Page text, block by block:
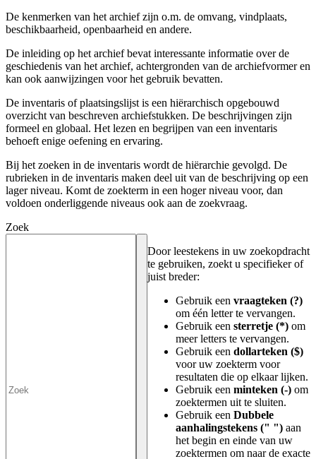
De kenmerken van het archief zijn o.m. de omvang, vindplaats,
beschikbaarheid, openbaarheid en andere.
De inleiding op het archief bevat interessante informatie over de
geschiedenis van het archief, achtergronden van de archiefvormer en
kan ook aanwijzingen voor het gebruik bevatten.
De inventaris of plaatsingslijst is een hiërarchisch opgebouwd
overzicht van beschreven archiefstukken. De beschrijvingen zijn
formeel en globaal. Het lezen en begrijpen van een inventaris
behoeft enige oefening en ervaring.
Bij het zoeken in de inventaris wordt de hiërarchie gevolgd. De
rubrieken in de inventaris maken deel uit van de beschrijving op een
lager niveau. Komt de zoekterm in een hoger niveau voor, dan
voldoen onderliggende niveaus ook aan de zoekvraag.
Zoek
Door leestekens in uw zoekopdracht
te gebruiken, zoekt u specifieker of
juist breder:
Gebruik een vraagteken (?)
om één letter te vervangen.
Gebruik een sterretje (*) om
meer letters te vervangen.
Gebruik een dollarteken ($)
voor uw zoekterm voor
resultaten die op elkaar lijken.
Gebruik een minteken (-) om
zoektermen uit te sluiten.
Gebruik een Dubbele
aanhalingstekens (" ") aan
het begin en einde van uw
zoektermen om naar de exacte